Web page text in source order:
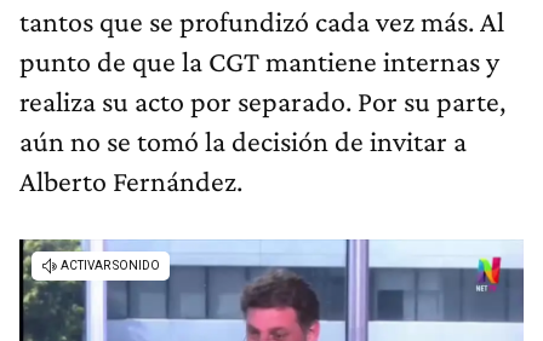
tantos que se profundizó cada vez más. Al
punto de que la CGT mantiene internas y
realiza su acto por separado. Por su parte,
aún no se tomó la decisión de invitar a
Alberto Fernández.